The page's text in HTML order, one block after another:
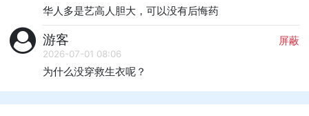
华人多是艺高人胆大，可以没有后悔药
游客 屏蔽
2026-07-01 08:06
为什么没穿救生衣呢？